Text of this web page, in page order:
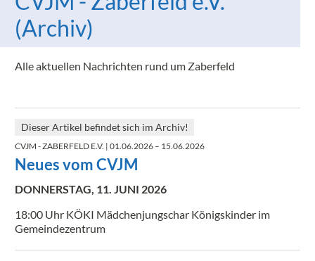
(Archiv)
Alle aktuellen Nachrichten rund um Zaberfeld
Dieser Artikel befindet sich im Archiv!
CVJM - ZABERFELD E.V. | 01.06.2026 – 15.06.2026
Neues vom CVJM
DONNERSTAG, 11. JUNI 2026
18:00 Uhr KÖKI Mädchenjungschar Königskinder im
Gemeindezentrum